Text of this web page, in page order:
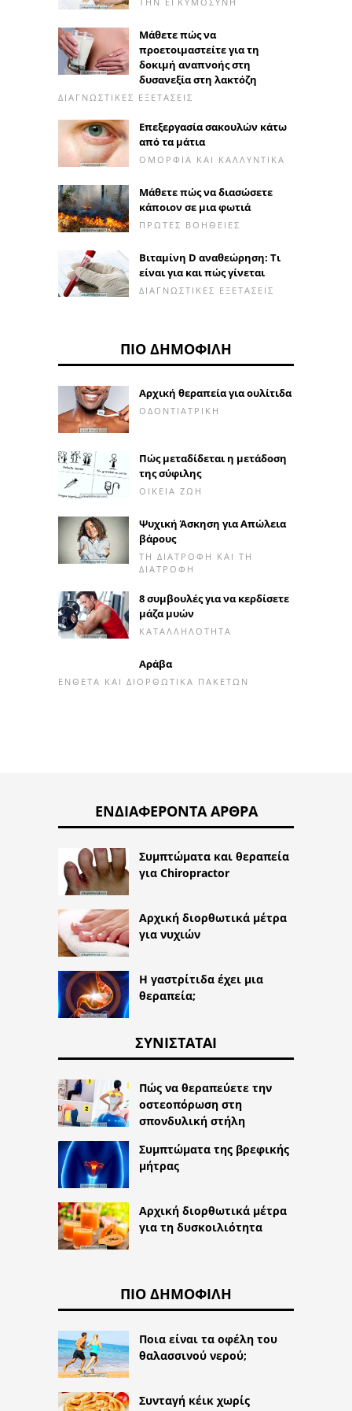
Μάθετε πώς να
προετοιμαστείτε για τη
δοκιμή αναπνοής στη
δυσανεξία στη λακτόζη
ΔΙΑΓΝΩΣΤΙΚΈΣ ΕΞΕΤΆΣΕΙΣ
Επεξεργασία σακουλών κάτω
από τα μάτια
ΟΜΟΡΦΙΆ ΚΑΙ ΚΑΛΛΥΝΤΙΚΆ
Μάθετε πώς να διασώσετε
κάποιον σε μια φωτιά
ΠΡΏΤΕΣ ΒΟΉΘΕΙΕΣ
Βιταμίνη D αναθεώρηση: Τι
είναι για και πώς γίνεται
ΔΙΑΓΝΩΣΤΙΚΈΣ ΕΞΕΤΆΣΕΙΣ
ΠΙΟ ΔΗΜΟΦΙΛΉ
Αρχική θεραπεία για ουλίτιδα
ΟΔΟΝΤΙΑΤΡΙΚΉ
Πώς μεταδίδεται η μετάδοση
της σύφιλης
ΟΙΚΕΊΑ ΖΩΉ
Ψυχική Άσκηση για Απώλεια
βάρους
ΤΗ ΔΙΑΤΡΟΦΉ ΚΑΙ ΤΗ
ΔΙΑΤΡΟΦΉ
8 συμβουλές για να κερδίσετε
μάζα μυών
ΚΑΤΑΛΛΗΛΌΤΗΤΑ
Αράβα
ΈΝΘΕΤΑ ΚΑΙ ΔΙΟΡΘΩΤΙΚΆ ΠΑΚΈΤΩΝ
ΕΝΔΙΑΦΈΡΟΝΤΑ ΆΡΘΡΑ
Συμπτώματα και θεραπεία
για Chiropractor
Αρχική διορθωτικά μέτρα
για νυχιών
Η γαστρίτιδα έχει μια
θεραπεία;
ΣΥΝΙΣΤΆΤΑΙ
Πώς να θεραπεύετε την
οστεοπόρωση στη
σπονδυλική στήλη
Συμπτώματα της βρεφικής
μήτρας
Αρχική διορθωτικά μέτρα
για τη δυσκοιλιότητα
ΠΙΟ ΔΗΜΟΦΙΛΉ
Ποια είναι τα οφέλη του
θαλασσινού νερού;
Συνταγή κέικ χωρίς